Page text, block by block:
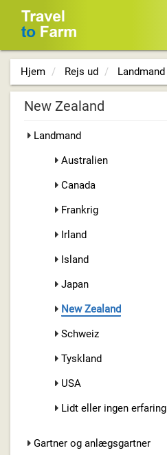
Hjem Rejs ud Landmand
New Zealand
Landmand
Australien
Canada
Frankrig
Irland
Island
Japan
New Zealand
Schweiz
Tyskland
USA
Lidt eller ingen erfaring
Gartner og anlægsgartner